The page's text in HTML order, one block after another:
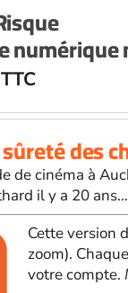
TTC
des
de cinéma à
il y a 20 ans...
Cette version
zoom).
votre compte.